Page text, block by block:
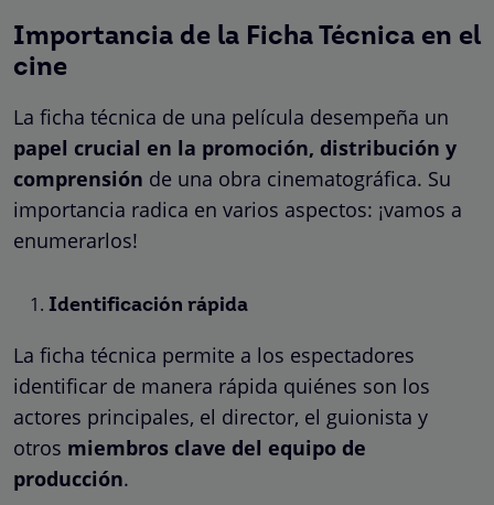
Importancia de la Ficha Técnica en el
cine
La ficha técnica de una película desempeña un
papel crucial en la promoción, distribución y
comprensión de una obra cinematográfica. Su
importancia radica en varios aspectos: ¡vamos a
enumerarlos!
Identificación rápida
La ficha técnica permite a los espectadores
identificar de manera rápida quiénes son los
actores principales, el director, el guionista y
otros miembros clave del equipo de
producción.